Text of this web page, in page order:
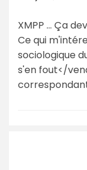
XMPP ... Ça
Ce qui
sociologique
s'en fout</